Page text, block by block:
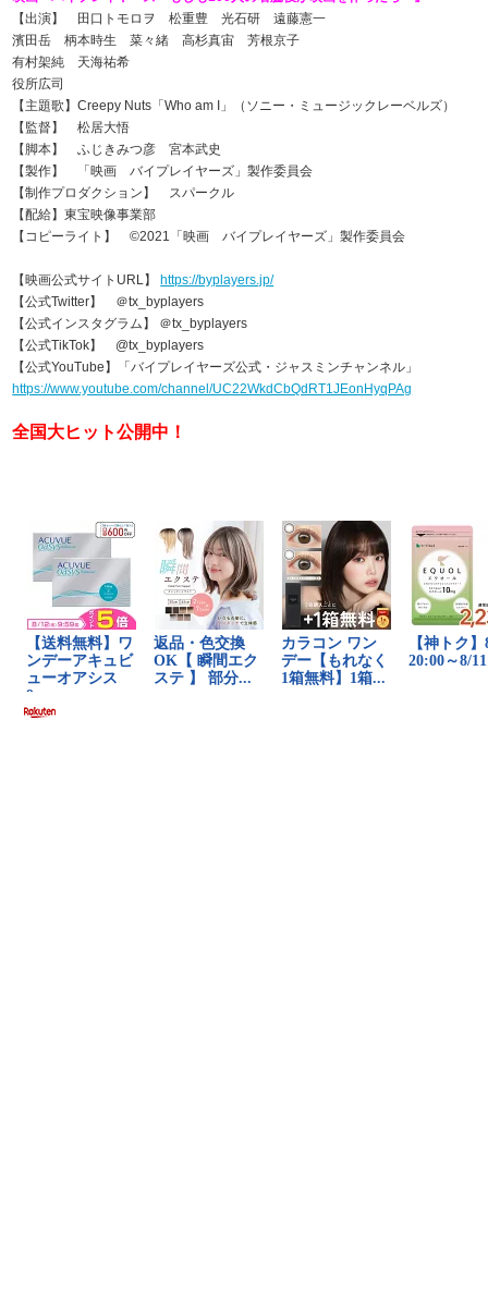
【出演】 田口トモロヲ 松重豊 光石研 遠藤憲一
濱田岳 柄本時生 菜々緒 高杉真宙 芳根京子
有村架純 天海祐希
役所広司
【主題歌】Creepy Nuts「Who am I」（ソニー・ミュージックレーベルズ）
【監督】 松居大悟
【脚本】 ふじきみつ彦 宮本武史
【製作】 「映画 バイプレイヤーズ」製作委員会
【制作プロダクション】 スパークル
【配給】東宝映像事業部
【コピーライト】 ©2021「映画 バイプレイヤーズ」製作委員会
【映画公式サイトURL】 https://byplayers.jp/
【公式Twitter】 ＠tx_byplayers
【公式インスタグラム】 ＠tx_byplayers
【公式TikTok】 @tx_byplayers
【公式YouTube】「バイプレイヤーズ公式・ジャスミンチャンネル」
https://www.youtube.com/channel/UC22WkdCbQdRT1JEonHyqPAg
全国大ヒット公開中！